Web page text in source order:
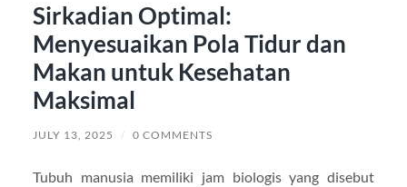
Sirkadian Optimal:
Menyesuaikan Pola Tidur dan
Makan untuk Kesehatan
Maksimal
JULY 13, 2025 / 0 COMMENTS
Tubuh manusia memiliki jam biologis yang disebut